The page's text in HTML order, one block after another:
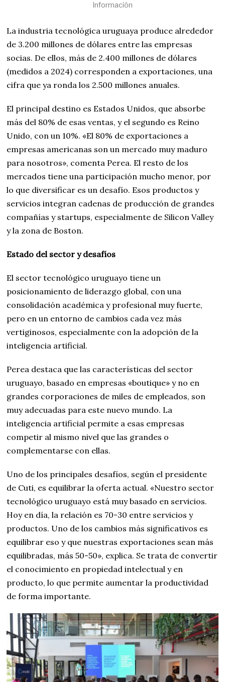
Información
La industria tecnológica uruguaya produce alrededor
de 3.200 millones de dólares entre las empresas
socias. De ellos, más de 2.400 millones de dólares
(medidos a 2024) corresponden a exportaciones, una
cifra que ya ronda los 2.500 millones anuales.
El principal destino es Estados Unidos, que absorbe
más del 80% de esas ventas, y el segundo es Reino
Unido, con un 10%. «El 80% de exportaciones a
empresas americanas son un mercado muy maduro
para nosotros», comenta Perea. El resto de los
mercados tiene una participación mucho menor, por
lo que diversificar es un desafío. Esos productos y
servicios integran cadenas de producción de grandes
compañías y startups, especialmente de Silicon Valley
y la zona de Boston.
Estado del sector y desafíos
El sector tecnológico uruguayo tiene un
posicionamiento de liderazgo global, con una
consolidación académica y profesional muy fuerte,
pero en un entorno de cambios cada vez más
vertiginosos, especialmente con la adopción de la
inteligencia artificial.
Perea destaca que las características del sector
uruguayo, basado en empresas «boutique» y no en
grandes corporaciones de miles de empleados, son
muy adecuadas para este nuevo mundo. La
inteligencia artificial permite a esas empresas
competir al mismo nivel que las grandes o
complementarse con ellas.
Uno de los principales desafíos, según el presidente
de Cuti, es equilibrar la oferta actual. «Nuestro sector
tecnológico uruguayo está muy basado en servicios.
Hoy en día, la relación es 70-30 entre servicios y
productos. Uno de los cambios más significativos es
equilibrar eso y que nuestras exportaciones sean más
equilibradas, más 50-50», explica. Se trata de convertir
el conocimiento en propiedad intelectual y en
producto, lo que permite aumentar la productividad
de forma importante.